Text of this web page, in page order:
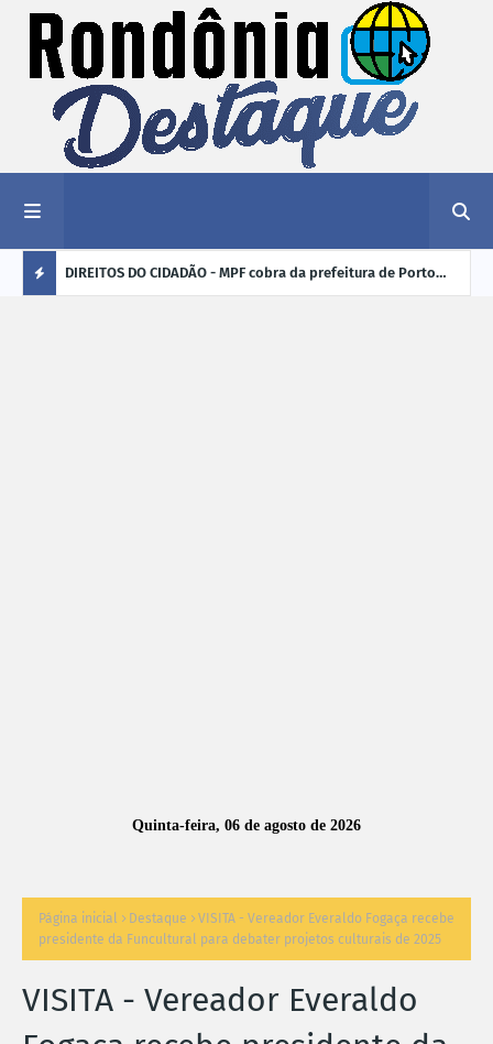
DIREITOS DO CIDADÃO - MPF cobra da prefeitura de Porto
Quinta-feira, 06 de agosto de 2026
Página inicial Destaque
VISITA - Vereador Everaldo Fogaça recebe
presidente da Funcultural para debater projetos culturais de 2025
VISITA - Vereador Everaldo